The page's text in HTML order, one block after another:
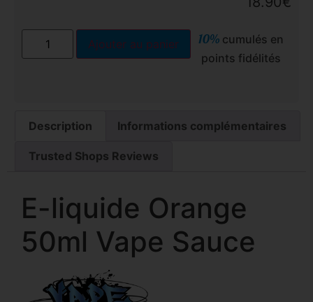
Ajouter au panier 10% cumulés en
points fidélités
Description Informations complémentaires
Trusted Shops Reviews
E-liquide Orange
50ml Vape Sauce